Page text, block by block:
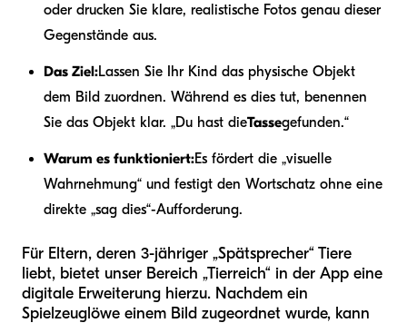
oder drucken Sie klare, realistische Fotos genau dieser
Gegenstände aus.
Das Ziel:Lassen Sie Ihr Kind das physische Objekt
dem Bild zuordnen. Während es dies tut, benennen
Sie das Objekt klar. „Du hast dieTassegefunden.“
Warum es funktioniert:Es fördert die „visuelle
Wahrnehmung“ und festigt den Wortschatz ohne eine
direkte „sag dies“-Aufforderung.
Für Eltern, deren 3-jähriger „Spätsprecher“ Tiere
liebt, bietet unser Bereich „Tierreich“ in der App eine
digitale Erweiterung hierzu. Nachdem ein
Spielzeuglöwe einem Bild zugeordnet wurde, kann